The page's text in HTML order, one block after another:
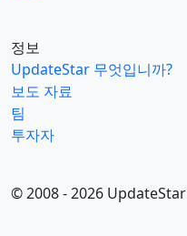
정보
UpdateStar 무엇입니까?
보도 자료
팀
투자자
© 2008 - 2026 UpdateStar